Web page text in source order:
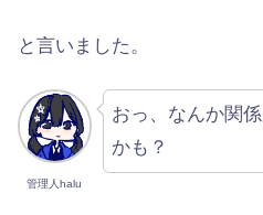
と言いました。
管理人halu
おっ、なんか関
かも？